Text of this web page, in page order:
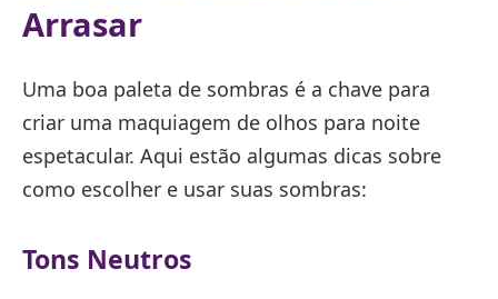
Arrasar
Uma boa paleta de sombras é a chave para
criar uma maquiagem de olhos para noite
espetacular. Aqui estão algumas dicas sobre
como escolher e usar suas sombras:
Tons Neutros